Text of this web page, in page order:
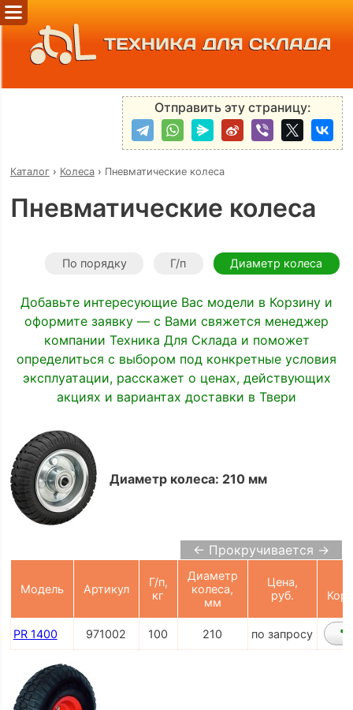
ТЕХНИКА ДЛЯ СКЛАДА
Отправить эту страницу:
Каталог› Колеса› Пневматические колеса
Пневматические колеса
По порядку Г/п Диаметр колеса
Добавьте интересующие Вас модели в Корзину и
оформите заявку — с Вами свяжется менеджер
компании Техника Для Склада и поможет
определиться с выбором под конкретные условия
эксплуатации, расскажет о ценах, действующих
акциях и вариантах доставки в Твери
Диаметр колеса: 210 мм
← Прокручивается →
Модель Артикул
Г/п,
кг
Диаметр
колеса,
мм
Цена,
руб.
PR 1400 971002 100 210 по запросу